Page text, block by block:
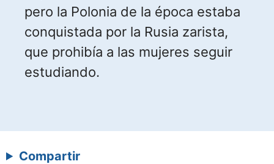
pero la Polonia de la época estaba
conquistada por la Rusia zarista,
que prohibía a las mujeres seguir
estudiando.
Compartir